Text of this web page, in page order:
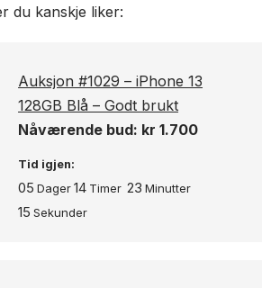
du kanskje liker:
Auksjon #1029 – iPhone 13
128GB Blå – Godt brukt
Nåværende bud: kr 1.700
Tid igjen:
05 Dager14 Timer 23 Minutter
14 Sekunder